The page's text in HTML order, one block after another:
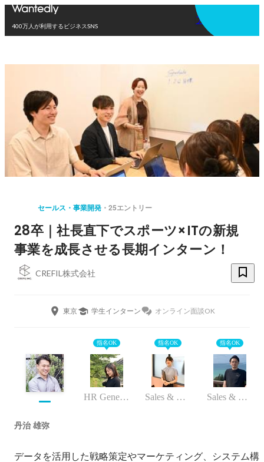
400万人が利用するビジネスSNS
アプリを使う
セールス・事業開発 25エントリー
28卒｜社長直下でスポーツ×ITの新規
事業を成長させる長期インターン！
CREFIL株式会社
東京 学生インターン オンライン面談OK
指名OK
HR General Manager
指名OK
Sales & Marketing Leader
指名OK
Sales & Marketing Manager
丹治 雄弥
データを活用した戦略策定やマーケティング、システム構